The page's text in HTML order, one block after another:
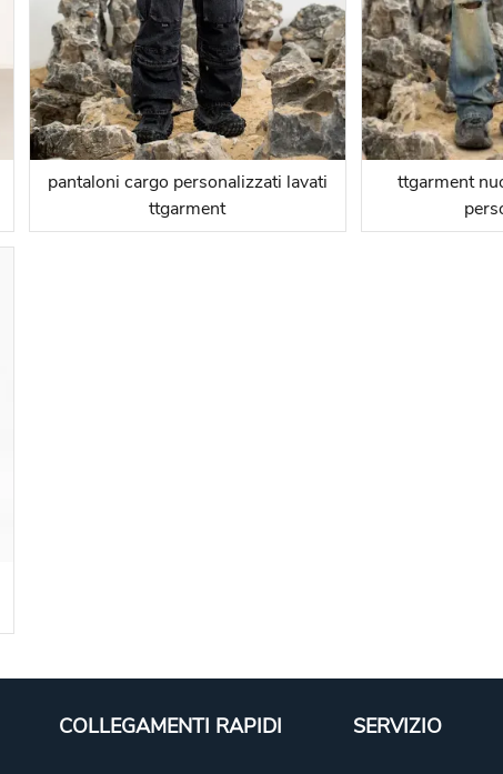
pantaloni cargo personalizzati lavati
ttgarment
ttgarment
COLLEGAMENTI RAPIDI SERVIZIO